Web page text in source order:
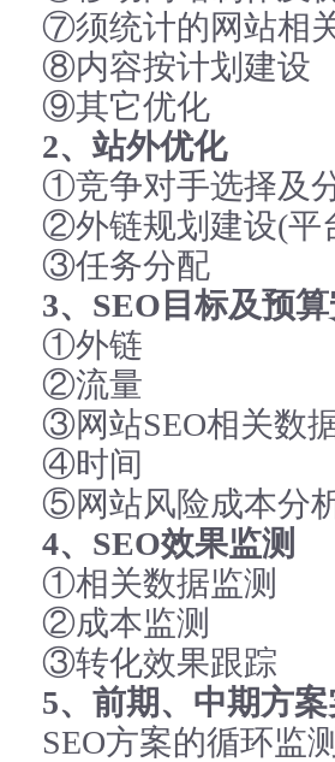
⑦须统计的网站相
⑧内容按计划建设
⑨其它优化
2、站外优化
①竞争对手选择及
②外链规划建设(平
③任务分配
3、SEO目标及预
①外链
②流量
③网站SEO相关数
④时间
⑤网站风险成本分
4、SEO效果监测
①相关数据监测
②成本监测
③转化效果跟踪
5、前期、中期方
SEO方案的循环监